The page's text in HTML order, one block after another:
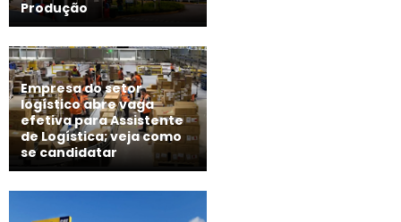
Produção
Empresa do setor
logístico abre vaga
efetiva para Assistente
de Logística; veja como
se candidatar